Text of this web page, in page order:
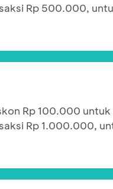
Rp 500.000,
Rp 100.000
Rp 1.000.000,